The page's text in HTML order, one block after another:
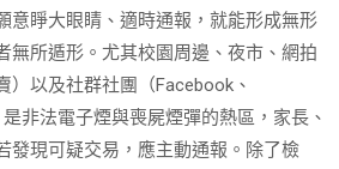
意睜大眼睛、適時通報，就能形成無形
無所遁形。尤其校園周邊、夜市、網拍
）以及社群社團（Facebook、
非法電子煙與喪屍煙彈的熱區，家長、
發現可疑交易，應主動通報。除了檢